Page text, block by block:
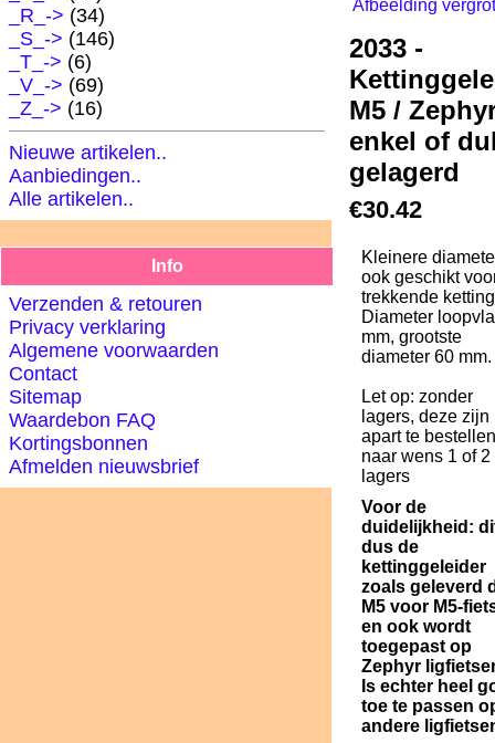
_R_-> (34)
_S_-> (146)
_T_-> (6)
_V_-> (69)
_Z_-> (16)
Nieuwe artikelen..
Aanbiedingen..
Alle artikelen..
Info
Verzenden & retouren
Privacy verklaring
Algemene voorwaarden
Contact
Sitemap
Waardebon FAQ
Kortingsbonnen
Afmelden nieuwsbrief
Afbeelding
2033 -
M5 /
enkel of
gelagerd
€30.42
Kleinere
ook geschikt
trekkende
Diameter
mm, grootste
diameter 60 mm.
Let op: zonder
lagers, deze zijn
apart te
naar wens 1 of 2
lagers
Voor de
duidelijkheid:
dus de
kettinggeleider
zoals geleverd
M5 voor M5-
en ook wordt
toegepast op
Zephyr
Is echter heel
toe te passen
andere